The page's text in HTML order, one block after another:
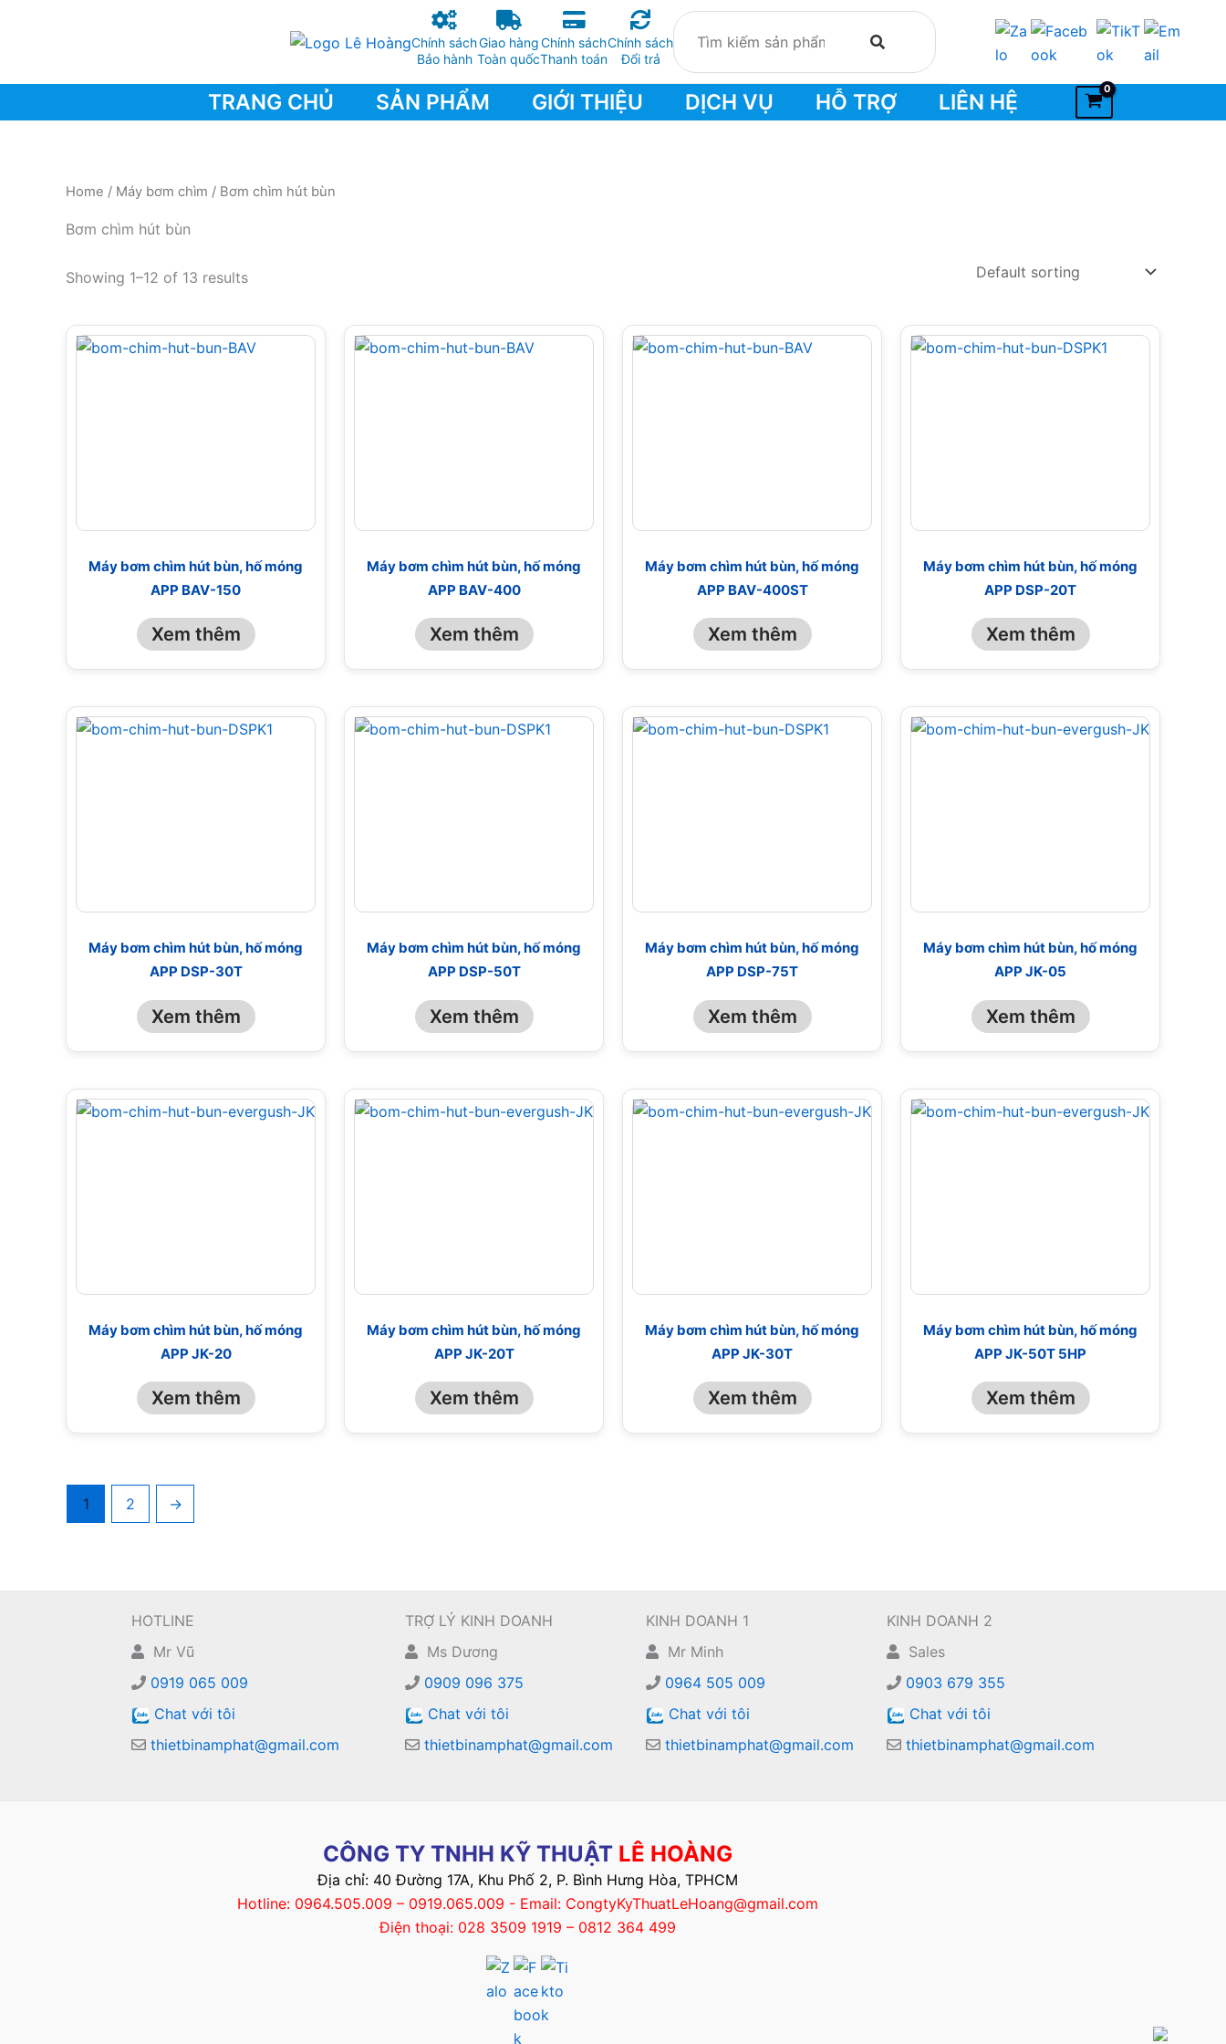
Chính sách
Bảo hành
Giao hàng
Toàn quốc
Chính sách
Thanh toán
Chính sách
Đổi trả
TRANG CHỦ SẢN PHẨM GIỚI THIỆU DỊCH VỤ HỖ TRỢ LIÊN HỆ
Home / Máy bơm chìm / Bơm chìm hút bùn
Bơm chìm hút bùn
Showing 1–12 of 13 results
Máy bơm chìm hút bùn, hố móng
APP BAV-150
Xem thêm
Máy bơm chìm hút bùn, hố móng
APP BAV-400
Xem thêm
Máy bơm chìm hút bùn, hố móng
APP BAV-400ST
Xem thêm
Máy bơm chìm hút bùn, hố móng
APP DSP-20T
Xem thêm
Máy bơm chìm hút bùn, hố móng
APP DSP-30T
Xem thêm
Máy bơm chìm hút bùn, hố móng
APP DSP-50T
Xem thêm
Máy bơm chìm hút bùn, hố móng
APP DSP-75T
Xem thêm
Máy bơm chìm hút bùn, hố móng
APP JK-05
Xem thêm
Máy bơm chìm hút bùn, hố móng
APP JK-20
Xem thêm
Máy bơm chìm hút bùn, hố móng
APP JK-20T
Xem thêm
Máy bơm chìm hút bùn, hố móng
APP JK-30T
Xem thêm
Máy bơm chìm hút bùn, hố móng
APP JK-50T 5HP
Xem thêm
1 2 →
HOTLINE
Mr Vũ
0919 065 009
Chat với tôi
thietbinamphat@gmail.com
TRỢ LÝ KINH DOANH
Ms Dương
0909 096 375
Chat với tôi
thietbinamphat@gmail.com
KINH DOANH 1
Mr Minh
0964 505 009
Chat với tôi
thietbinamphat@gmail.com
KINH DOANH 2
Sales
0903 679 355
Chat với tôi
thietbinamphat@gmail.com
CÔNG TY TNHH KỸ THUẬT LÊ HOÀNG
Địa chỉ: 40 Đường 17A, Khu Phố 2, P. Bình Hưng Hòa, TPHCM
Hotline: 0964.505.009 – 0919.065.009 - Email: CongtyKyThuatLeHoang@gmail.com
Điện thoại: 028 3509 1919 – 0812 364 499